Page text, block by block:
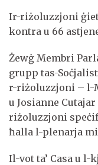
Ir-riżoluzzjoni ġiet
kontra u 66
Żewġ Membri
grupp tas-
r-riżoluzzjoni – l-
u Josianne
riżoluzzjoni
ħalla l-plenarja
Il-vot ta’ Casa u